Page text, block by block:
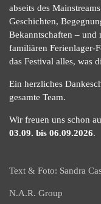
abseits des
Geschichten,
Bekanntschaften –
familiären Ferienlager-
das Festival alles, was
Ein herzliches
gesamte Team.
Wir freuen uns schon
03.09. bis 06.09.2026.
Text & Foto: Sandra
N.A.R. Group